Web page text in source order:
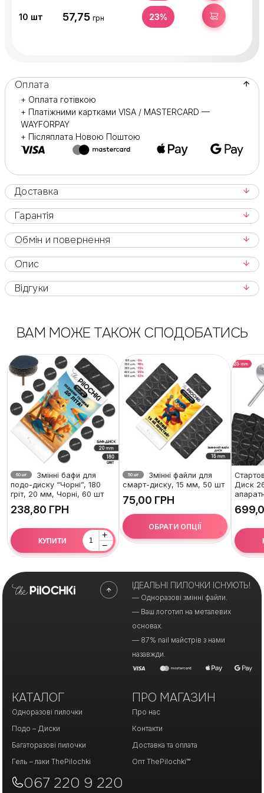
10 шт 57,75 грн 23% КУПИТИ
Оплата
+ Оплата готівкою
+ Платіжними картками VISA / MASTERCARD —
WAYFORPAY
+ Післяплата Новою Поштою
Доставка
Гарантія
Обмін и повернення
Опис
Відгуки
ВАМ МОЖЕ ТАКОЖ СПОДОБАТИСЬ
60 шт
Змінні бафи для
подо-диску “Чорні”, 180
гріт, 20 мм, Чорні, 60 шт
ГРН
+
−
КУПИТИ
50 шт
Змінні файли для
смарт-диску, 15 мм, 50 шт
ГРН
ОБРАТИ ОПЦІЇ
Диск
ІДЕАЛЬНІ ПИЛОЧКИ ІСНУЮТЬ!
— Одноразові змінні файли.
— Ваш логотип на металевих
основах.
— 87% nail майстрів з нами
назавжди.
КАТАЛОГ
Одноразові пилочки
Подо – Диски
Багаторазові пилочки
Гель – лаки ThePilochki
ПРО МАГАЗИН
Про нас
Контакти
Доставка та оплата
Опт ThePilochki™
067 220 9 220